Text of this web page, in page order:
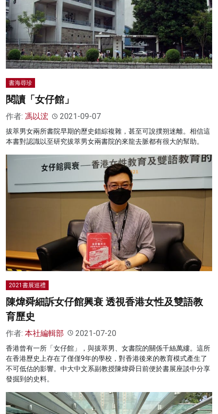
書海尋珍
閱讀「女仔館」
作者: 馮以浤 2021-09-07
拔萃男女兩所書院早期的歷史錯綜複雜，甚至可說撲朔迷離。相信這
本書對認識以至研究拔萃男女兩書院的來龍去脈都有很大的幫助。
2021書展巡禮
陳煒舜細訴女仔館興衰 透視香港女性及雙語教
育歷史
作者: 本社編輯部 2021-07-20
香港曾有一所「女仔館」，與拔萃男、女書院的關係千絲萬縷。這所
在香港歷史上存在了僅僅9年的學校，對香港後來的教育模式產生了
不可低估的影響。中大中文系副教授陳煒舜日前便於書展座談中分享
發掘到的史料。